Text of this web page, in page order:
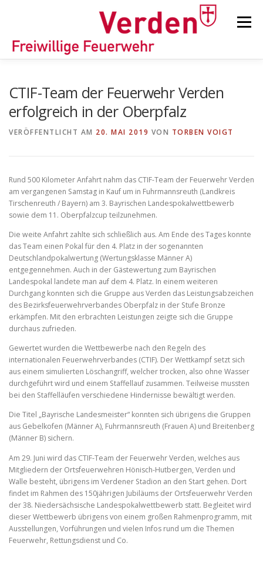
Menü
TIPPS/TRICKS
CTIF-Team der Feuerwehr Verden
erfolgreich in der Oberpfalz
VERÖFFENTLICHT AM 20. MAI 2019 VON TORBEN VOIGT
Rund 500 Kilometer Anfahrt nahm das CTIF-Team der Feuerwehr Verden
am vergangenen Samstag in Kauf um in Fuhrmannsreuth (Landkreis
Tirschenreuth / Bayern) am 3. Bayrischen Landespokalwettbewerb
sowie dem 11. Oberpfalzcup teilzunehmen.
Die weite Anfahrt zahlte sich schließlich aus. Am Ende des Tages konnte
das Team einen Pokal für den 4. Platz in der sogenannten
Deutschlandpokalwertung (Wertungsklasse Männer A)
entgegennehmen. Auch in der Gästewertung zum Bayrischen
Landespokal landete man auf dem 4. Platz. In einem weiteren
Durchgang konnten sich die Gruppe aus Verden das Leistungsabzeichen
des Bezirksfeuerwehrverbandes Oberpfalz in der Stufe Bronze
erkämpfen. Mit den erbrachten Leistungen zeigte sich die Gruppe
durchaus zufrieden.
Gewertet wurden die Wettbewerbe nach den Regeln des
internationalen Feuerwehrverbandes (CTIF). Der Wettkampf setzt sich
aus einem simulierten Löschangriff, welcher trocken, also ohne Wasser
durchgeführt wird und einem Staffellauf zusammen. Teilweise mussten
bei den Staffelläufen verschiedene Hindernisse bewältigt werden.
Die Titel „Bayrische Landesmeister“ konnten sich übrigens die Gruppen
aus Gebelkofen (Männer A), Fuhrmannsreuth (Frauen A) und Breitenberg
(Männer B) sichern.
Am 29. Juni wird das CTIF-Team der Feuerwehr Verden, welches aus
Mitgliedern der Ortsfeuerwehren Hönisch-Hutbergen, Verden und
Walle besteht, übrigens im Verdener Stadion an den Start gehen. Dort
findet im Rahmen des 150jährigen Jubiläums der Ortsfeuerwehr Verden
der 38. Niedersächsische Landespokalwettbewerb statt. Begleitet wird
dieser Wettbewerb übrigens von einem großen Rahmenprogramm, mit
Ausstellungen, Vorführungen und vielen Infos rund um die Themen
Feuerwehr, Rettungsdienst und Co.